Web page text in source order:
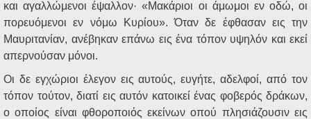
και αγαλλώμενοι έψαλλον· «Μακάριοι οι άμωμοι εν οδώ, οι
πορευόμενοι εν νόμω Κυρίου». Όταν δε έφθασαν εις την
Μαυριτανίαν, ανέβηκαν επάνω εις ένα τόπον υψηλόν και εκεί
απερνούσαν μόνοι.
Οι δε εγχώριοι έλεγον εις αυτούς, ευγήτε, αδελφοί, από τον
τόπον τούτον, διατί εις αυτόν κατοικεί ένας φοβερός δράκων,
ο οποίος είναι φθοροποιός εκείνων οπού πλησιάζουσιν εις